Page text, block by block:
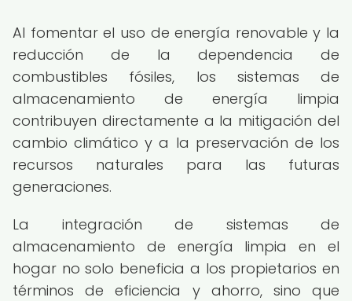
Al fomentar el uso de energía renovable y la
reducción de la dependencia de
combustibles fósiles, los sistemas de
almacenamiento de energía limpia
contribuyen directamente a la mitigación del
cambio climático y a la preservación de los
recursos naturales para las futuras
generaciones.
La integración de sistemas de
almacenamiento de energía limpia en el
hogar no solo beneficia a los propietarios en
términos de eficiencia y ahorro, sino que